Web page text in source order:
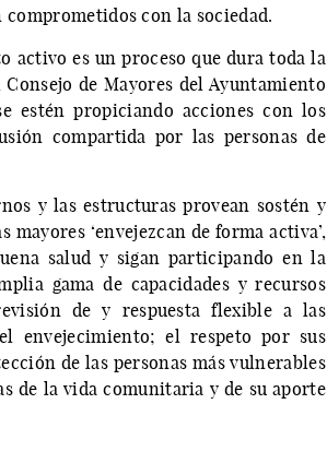
con la sociedad.
activo es un proceso que dura toda la
de Mayores del Ayuntamiento
estén propiciando acciones con los
compartida por las personas de
y las estructuras provean sostén y
‘envejezcan de forma activa’,
salud y sigan participando en la
gama de capacidades y recursos
de y respuesta flexible a las
envejecimiento; el respeto por sus
de las personas más vulnerables
de la vida comunitaria y de su aporte